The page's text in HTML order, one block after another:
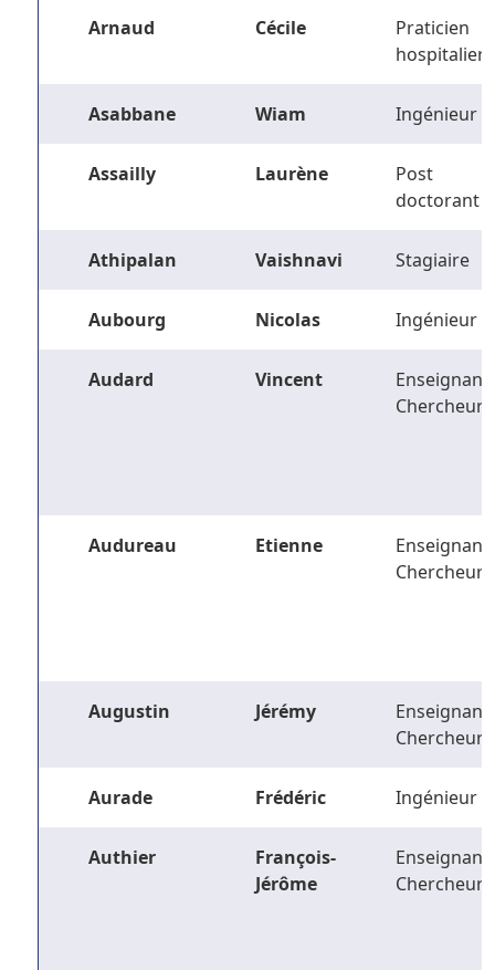
Arnaud Cécile
Praticien
hospitalier
Asabbane Wiam Ingénieur
Assailly Laurène
Post
doctorant
Athipalan Vaishnavi Stagiaire
Aubourg Nicolas Ingénieur
Audard Vincent
Enseignant-
Chercheur
Audureau Etienne
Enseignant-
Chercheur
Augustin Jérémy
Enseignant-
Chercheur
Aurade Frédéric Ingénieur
Authier
François-
Jérôme
Enseignant-
Chercheur